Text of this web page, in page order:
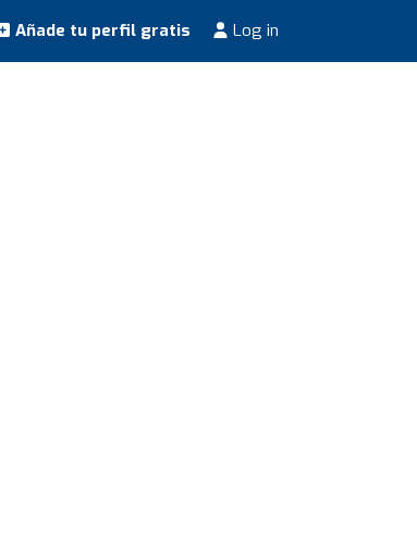
Añade tu perfil gratis Log in